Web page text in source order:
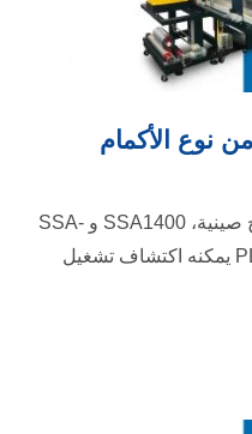
من نوع الأكمام
آلة ختم من نوع الأكمام مع نموذج صينية، SSA1400 و SSA-
1600 تحتوي على نظام تحكم PLC يمكنه اكتشاف تشغيل